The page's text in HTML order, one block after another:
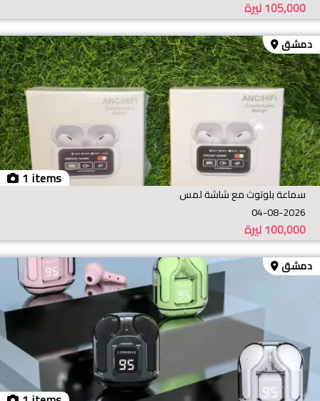
ليرة105,000
1 items
دمشق
سماعة بلوتوث مع شاشة لمس
04-08-2026
ليرة100,000
دمشق